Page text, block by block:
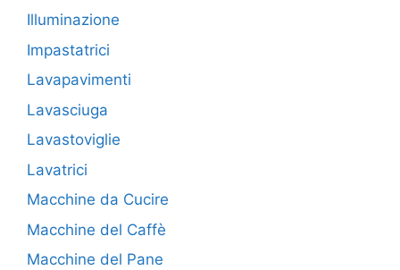
Illuminazione
Impastatrici
Lavapavimenti
Lavasciuga
Lavastoviglie
Lavatrici
Macchine da Cucire
Macchine del Caffè
Macchine del Pane